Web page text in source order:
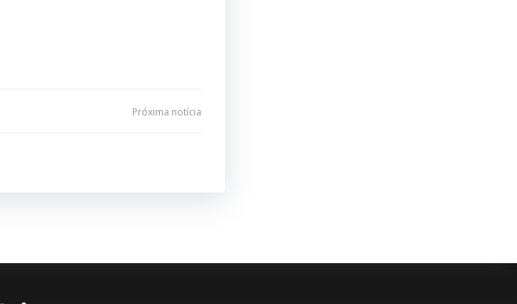
Próxima notícia